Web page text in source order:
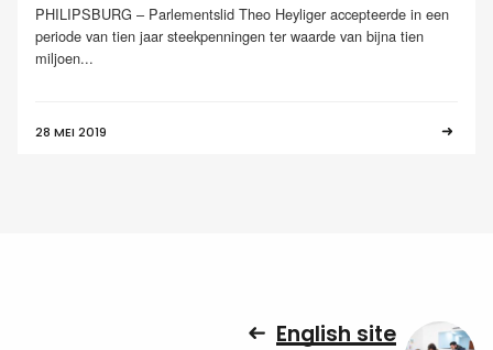
PHILIPSBURG – Parlementslid Theo Heyliger accepteerde in een
periode van tien jaar steekpenningen ter waarde van bijna tien
miljoen...
28 MEI 2019
English site